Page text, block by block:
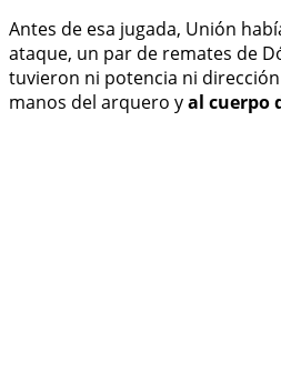
Antes de esa jugada, Unión
ataque, un par de remates de
tuvieron ni potencia ni
manos del arquero yal cuerpo